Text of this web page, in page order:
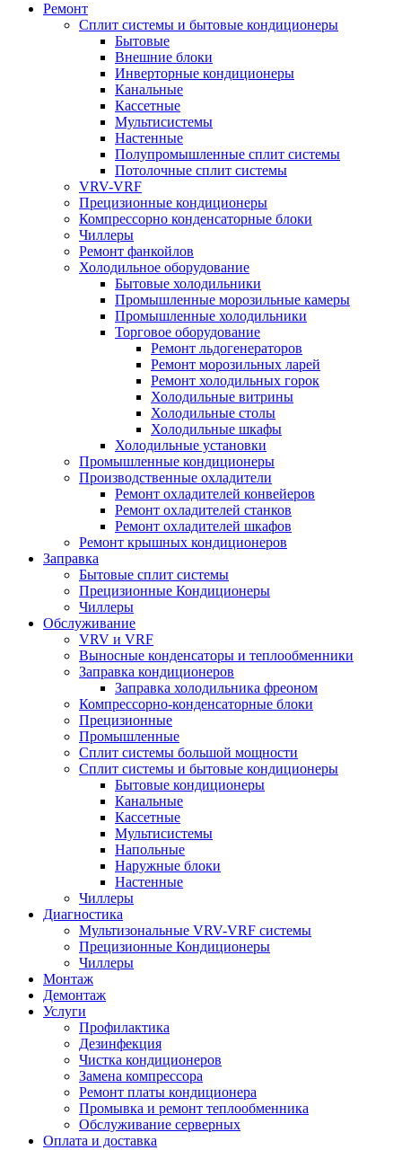
Ремонт
Сплит системы и бытовые кондиционеры
Бытовые
Внешние блоки
Инверторные кондиционеры
Канальные
Кассетные
Мультисистемы
Настенные
Полупромышленные сплит системы
Потолочные сплит системы
VRV-VRF
Прецизионные кондиционеры
Компрессорно конденсаторные блоки
Чиллеры
Ремонт фанкойлов
Холодильное оборудование
Бытовые холодильники
Промышленные морозильные камеры
Промышленные холодильники
Торговое оборудование
Ремонт льдогенераторов
Ремонт морозильных ларей
Ремонт холодильных горок
Холодильные витрины
Холодильные столы
Холодильные шкафы
Холодильные установки
Промышленные кондиционеры
Производственные охладители
Ремонт охладителей конвейеров
Ремонт охладителей станков
Ремонт охладителей шкафов
Ремонт крышных кондиционеров
Заправка
Бытовые сплит системы
Прецизионные Кондиционеры
Чиллеры
Обслуживание
VRV и VRF
Выносные конденсаторы и теплообменники
Заправка кондиционеров
Заправка холодильника фреоном
Компрессорно-конденсаторные блоки
Прецизионные
Промышленные
Сплит системы большой мощности
Сплит системы и бытовые кондиционеры
Бытовые кондиционеры
Канальные
Кассетные
Мультисистемы
Напольные
Наружные блоки
Настенные
Чиллеры
Диагностика
Мультизональные VRV-VRF системы
Прецизионные Кондиционеры
Чиллеры
Монтаж
Демонтаж
Услуги
Профилактика
Дезинфекция
Чистка кондиционеров
Замена компрессора
Ремонт платы кондиционера
Промывка и ремонт теплообменника
Обслуживание серверных
Оплата и доставка